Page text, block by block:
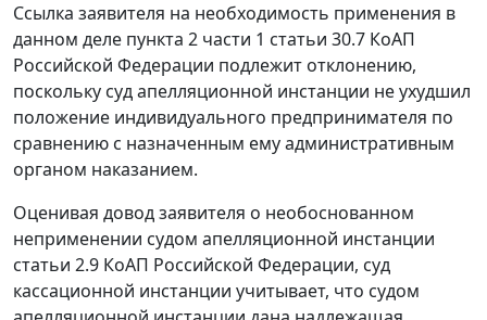
Ссылка заявителя на необходимость применения в
данном деле пункта 2 части 1 статьи 30.7 КоАП
Российской Федерации подлежит отклонению,
поскольку суд апелляционной инстанции не ухудшил
положение индивидуального предпринимателя по
сравнению с назначенным ему административным
органом наказанием.
Оценивая довод заявителя о необоснованном
неприменении судом апелляционной инстанции
статьи 2.9 КоАП Российской Федерации, суд
кассационной инстанции учитывает, что судом